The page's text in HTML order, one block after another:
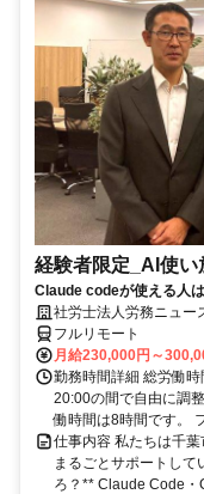
経験者限定_AI使い
Claude codeが使える人
社労士法人労務ニュー
フルリモート
月給230,000円～
勤務時間詳細 総労働
20:00の間で自由に調
働時間は8時間です。
仕事内容 私たちは千
まるごとサポートして
ろ？** Claude Code・